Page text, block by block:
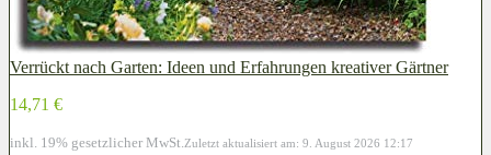
Verrückt nach Garten: Ideen und Erfahrungen kreativer Gärtner
14,71 €
inkl. 19% gesetzlicher MwSt. Zuletzt aktualisiert am: 9. August 2026 12:17